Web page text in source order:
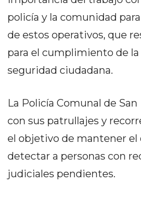
POLÍTICAS
DE
PRIVACIDAD
SITIO
TAPA
DIARIO
REPORTERO
DIARIO
policía y la comunidad
de estos operativos, que
para el cumplimiento de la
seguridad ciudadana.
La Policía Comunal de
con sus patrullajes y
el objetivo de mantener el
detectar a personas con
judiciales pendientes.